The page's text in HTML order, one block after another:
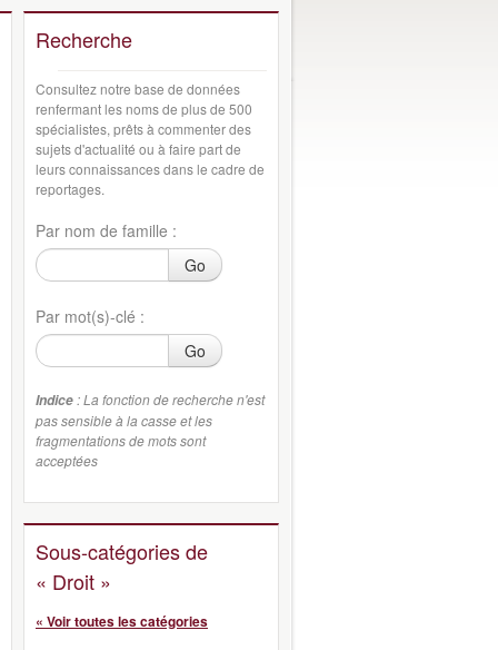
Recherche
Consultez notre base de données
renfermant les noms de plus de 500
spécialistes, prêts à commenter des
sujets d'actualité ou à faire part de
leurs connaissances dans le cadre de
reportages.
Par nom de famille :
Go
Par mot(s)-clé :
Go
Indice : La fonction de recherche n'est
pas sensible à la casse et les
fragmentations de mots sont
acceptées
Sous-catégories de
« Droit »
« Voir toutes les catégories